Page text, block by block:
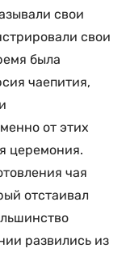
свои
свои
была
чаепития,
от этих
церемония.
чая
отстаивал
развились из